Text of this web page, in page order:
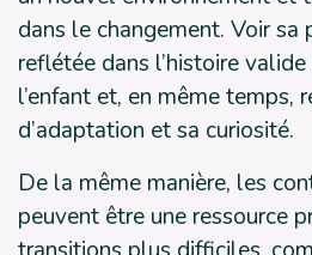
dans le changement. Voir sa
reflétée dans l’histoire
l’enfant et, en même temps,
d’adaptation et sa curiosité.
De la même manière, les
peuvent être une ressource